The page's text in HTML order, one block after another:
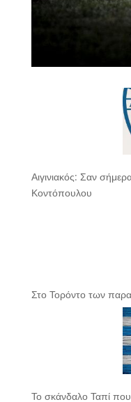
Αιγινιακός: Σαν
Κοντόπουλου
Στο Τορόντο των
Το σκάνδαλο Ταπί